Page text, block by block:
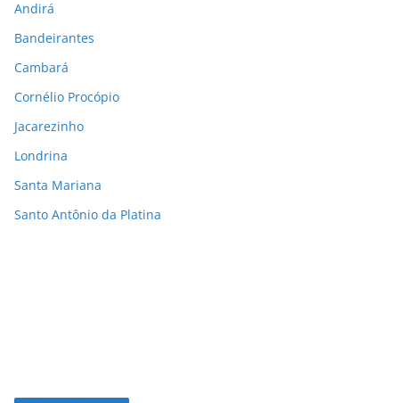
Andirá
Bandeirantes
Cambará
Cornélio Procópio
Jacarezinho
Londrina
Santa Mariana
Santo Antônio da Platina